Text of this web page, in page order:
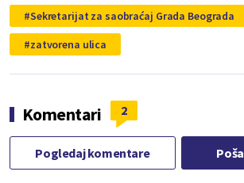
Sekretarijat za saobraćaj Grada Beograda
zatvorena ulica
Komentari 2
Pogledaj komentare